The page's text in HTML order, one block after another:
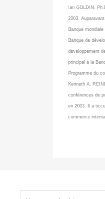
Ian GOLDIN,
2003.
Banque
Banque de
développement
principal à la
Programme du
Kenneth A.
conférences de
en 2003. Il a
commerce